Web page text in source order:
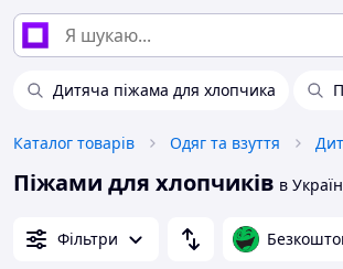
Дитяча піжама для хлопчика
Каталог товарів Одяг та взуття
Піжами для хлопчиків в
Фільтри